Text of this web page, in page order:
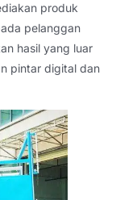
produk
pelanggan
hasil yang luar
pintar digital dan